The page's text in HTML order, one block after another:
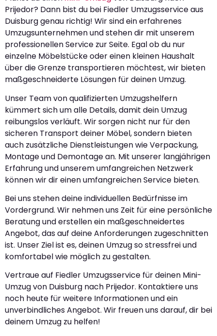
Prijedor? Dann bist du bei Fiedler Umzugsservice aus
Duisburg genau richtig! Wir sind ein erfahrenes
Umzugsunternehmen und stehen dir mit unserem
professionellen Service zur Seite. Egal ob du nur
einzelne Möbelstücke oder einen kleinen Haushalt
über die Grenze transportieren möchtest, wir bieten
maßgeschneiderte Lösungen für deinen Umzug.
Unser Team von qualifizierten Umzugshelfern
kümmert sich um alle Details, damit dein Umzug
reibungslos verläuft. Wir sorgen nicht nur für den
sicheren Transport deiner Möbel, sondern bieten
auch zusätzliche Dienstleistungen wie Verpackung,
Montage und Demontage an. Mit unserer langjährigen
Erfahrung und unserem umfangreichen Netzwerk
können wir dir einen umfangreichen Service bieten.
Bei uns stehen deine individuellen Bedürfnisse im
Vordergrund. Wir nehmen uns Zeit für eine persönliche
Beratung und erstellen ein maßgeschneidertes
Angebot, das auf deine Anforderungen zugeschnitten
ist. Unser Ziel ist es, deinen Umzug so stressfrei und
komfortabel wie möglich zu gestalten.
Vertraue auf Fiedler Umzugsservice für deinen Mini-
Umzug von Duisburg nach Prijedor. Kontaktiere uns
noch heute für weitere Informationen und ein
unverbindliches Angebot. Wir freuen uns darauf, dir bei
deinem Umzug zu helfen!